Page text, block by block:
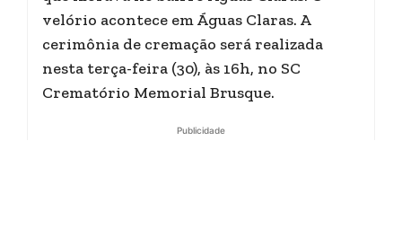
velório acontece em Águas Claras. A
cerimônia de cremação será realizada
nesta terça-feira (30), às 16h, no SC
Crematório Memorial Brusque.
Publicidade